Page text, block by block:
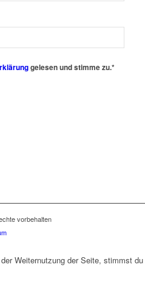
gelesen und stimme zu.*
vorbehalten
Weiternutzung der Seite, stimmst du